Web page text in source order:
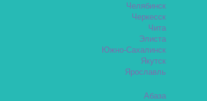
Челябинск
Черкесск
Чита
Элиста
Южно-Сахалинск
Якутск
Ярославль
Абаза